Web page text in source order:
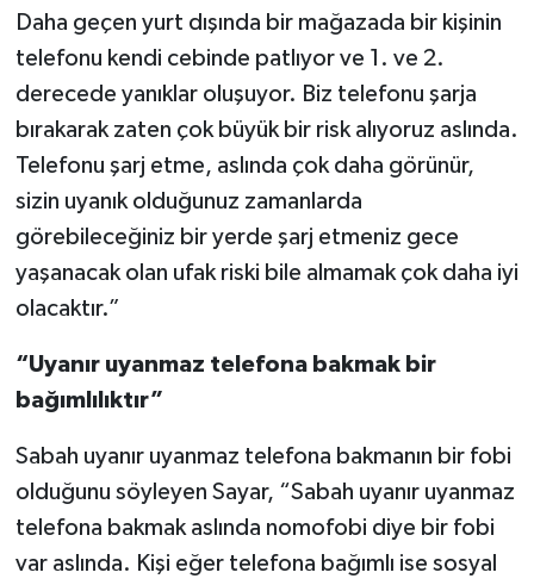
Daha geçen yurt dışında bir mağazada bir kişinin
telefonu kendi cebinde patlıyor ve 1. ve 2.
derecede yanıklar oluşuyor. Biz telefonu şarja
bırakarak zaten çok büyük bir risk alıyoruz aslında.
Telefonu şarj etme, aslında çok daha görünür,
sizin uyanık olduğunuz zamanlarda
görebileceğiniz bir yerde şarj etmeniz gece
yaşanacak olan ufak riski bile almamak çok daha iyi
olacaktır.”
“Uyanır uyanmaz telefona bakmak bir
bağımlılıktır”
Sabah uyanır uyanmaz telefona bakmanın bir fobi
olduğunu söyleyen Sayar, “Sabah uyanır uyanmaz
telefona bakmak aslında nomofobi diye bir fobi
var aslında. Kişi eğer telefona bağımlı ise sosyal